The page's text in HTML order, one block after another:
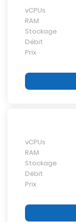
vCPUs
RAM
Stockage
Débit
Prix
vCPUs
RAM
Stockage
Débit
Prix